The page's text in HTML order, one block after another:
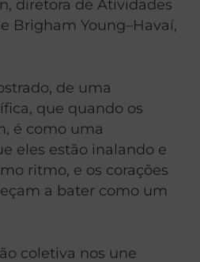
diretora de Atividades
Brigham Young–Havaí,
de uma
que quando os
é como uma
eles estão inalando e
ritmo, e os corações
a bater como um
coletiva nos une